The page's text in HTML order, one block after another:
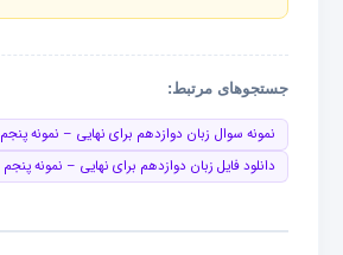
جستجوهای مرتبط:
نمونه سوال زبان دوازدهم برای نهایی – نمونه پنجم
دانلود فایل زبان دوازدهم برای نهایی – نمونه پنجم